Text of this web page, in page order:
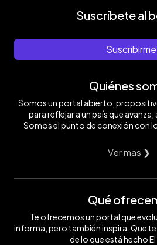
Suscríbete al
Suscribirme
Quiénes
Somos un portal abierto,
para reflejar a un país que avanza,
Somos el punto de conexión con
Ver mas ❯
Qué
Te ofrecemos un portal que
informa, pero también inspira. Que
de lo que está hecho